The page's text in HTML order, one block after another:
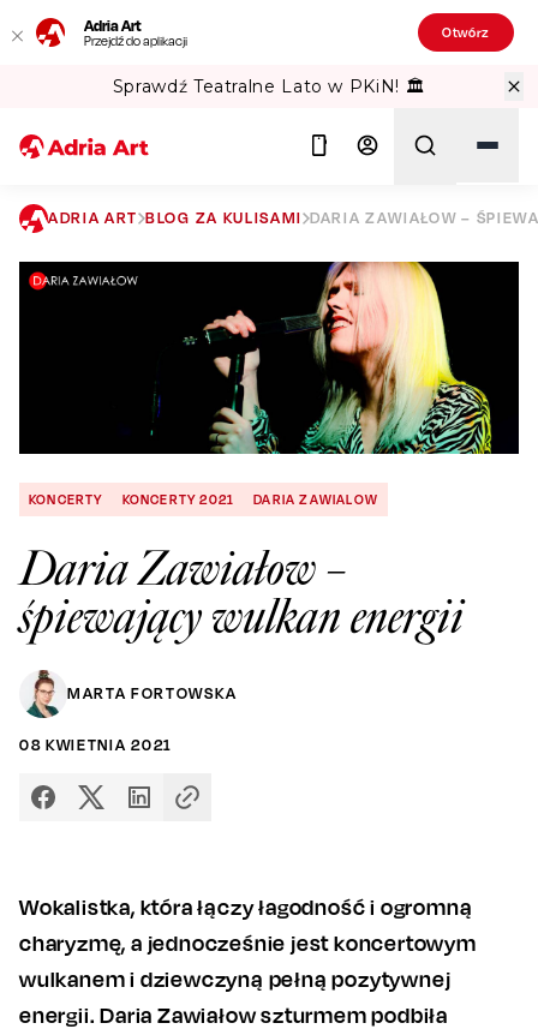
Adria Art
Przejdź do aplikacji Otwórz
Sprawdź Teatralne Lato w PKiN! 🏛️
ADRIA ART BLOG ZA KULISAMI DARIA ZAWIAŁOW –
KONCERTY KONCERTY 2021 DARIA ZAWIALOW
Daria Zawiałow –
śpiewający wulkan energii
MARTA FORTOWSKA
08 KWIETNIA 2021
Wokalistka, która łączy łagodność i ogromną
charyzmę, a jednocześnie jest koncertowym
wulkanem i dziewczyną pełną pozytywnej
energii. Daria Zawiałow szturmem podbiła